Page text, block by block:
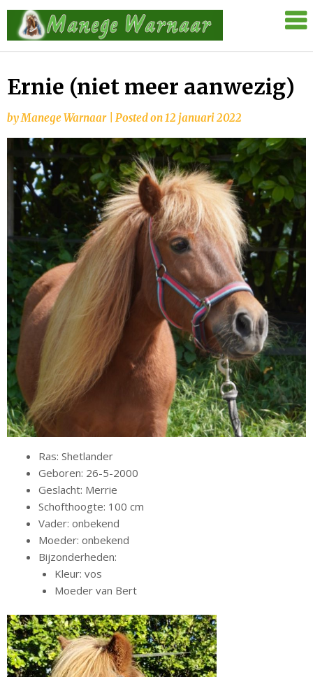
Skip
content
Manege
Ernie (niet meer aanwezig)
byManege Warnaar Posted on12 januari 2022
Ras: Shetlander
Geboren: 26-5-2000
Geslacht: Merrie
Schofthoogte: 100 cm
Vader: onbekend
Moeder: onbekend
Bijzonderheden:
Kleur: vos
Moeder van Bert